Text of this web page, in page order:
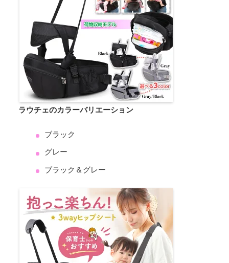
ラウチェのカラーバリエーション
ブラック
グレー
ブラック＆グレー